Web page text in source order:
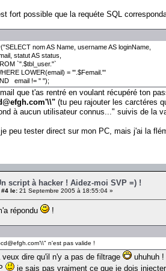
fort possible que la requéte SQL
nom AS Name, username AS loginName,
AS status,
= '".$Femail."'
!= '' ");
que t'as rentré en voulant récupéré ton
(tu peu rajouter les carctéres
à aucun utilisateur connus..." suivis de la
peu tester direct sur mon PC, mais j'ai la
script à hacker ! Aidez-moi SVP =) !
#4 le: 21 Septembre 2005 à 18:55:04 »
répondu !
n'est pas valide !
dire qu'il n'y a pas de filtrage
uhuhuh
je sais pas vraiment ce que je dois injecter